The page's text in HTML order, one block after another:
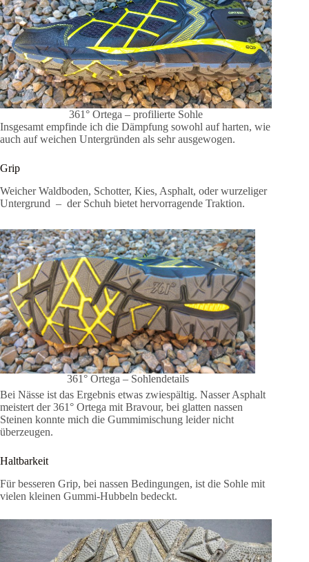
361° Ortega – profilierte Sohle
Insgesamt empfinde ich die Dämpfung sowohl auf harten, wie
auch auf weichen Untergründen als sehr ausgewogen.
Grip
Weicher Waldboden, Schotter, Kies, Asphalt, oder wurzeliger
Untergrund – der Schuh bietet hervorragende Traktion.
361° Ortega – Sohlendetails
Bei Nässe ist das Ergebnis etwas zwiespältig. Nasser Asphalt
meistert der 361° Ortega mit Bravour, bei glatten nassen
Steinen konnte mich die Gummimischung leider nicht
überzeugen.
Haltbarkeit
Für besseren Grip, bei nassen Bedingungen, ist die Sohle mit
vielen kleinen Gummi-Hubbeln bedeckt.